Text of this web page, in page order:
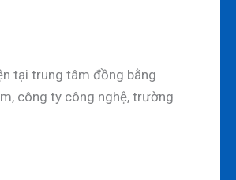
tại trung tâm đồng bằng
công ty công nghệ, trường